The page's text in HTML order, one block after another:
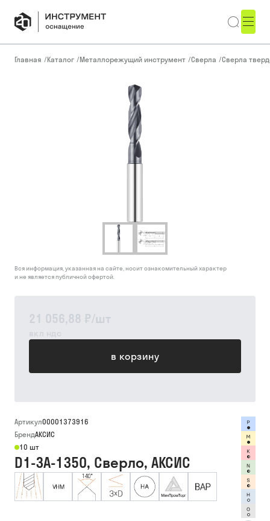
Главная /Каталог /Металлорежущий инструмент /Сверла /Сверла
21 056,88 ₽/шт
вкл ндс
в корзину
Вся информация, указанная на сайте, носит ознакомительный характер
и не является публичной офертой.
Артикул00001373916
БрендАКСИС
10 шт
D1-3A-1350, Сверло, АКСИС